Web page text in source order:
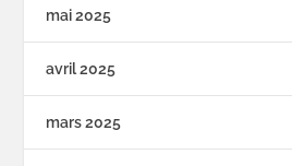
mai 2025
avril 2025
mars 2025